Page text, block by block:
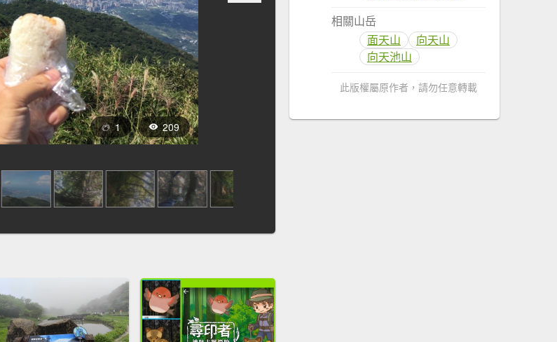
1 209
相關山岳
面天山
向天山
向天池山
此版權屬原作者，請勿任意轉載